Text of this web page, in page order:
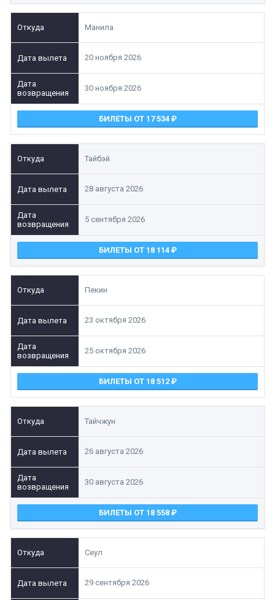
Манила
20 ноября 2026
30 ноября 2026
БИЛЕТЫ ОТ 17 534
Тайбэй
28 августа 2026
5 сентября 2026
БИЛЕТЫ ОТ 18 114
Пекин
23 октября 2026
25 октября 2026
БИЛЕТЫ ОТ 18 512
Тайчжун
26 августа 2026
30 августа 2026
БИЛЕТЫ ОТ 18 558
Сеул
29 сентября 2026